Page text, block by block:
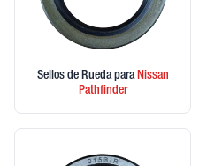
Sellos de Rueda paraNissan
Pathfinder